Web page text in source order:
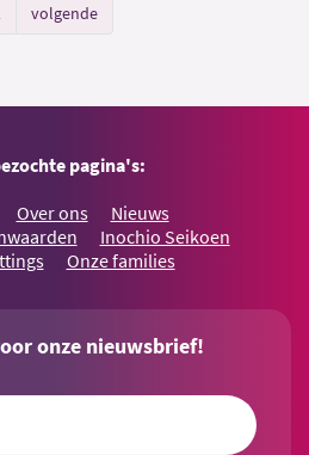
volgende
pagina's:
Over ons
Nieuws
Inochio Seikoen
Onze families
onze nieuwsbrief!